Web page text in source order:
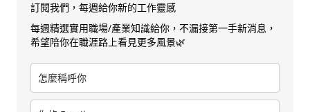
訂閱我們，每週給你新的工作靈感
每週精選實用職場/產業知識給你，不漏接第一手新消息，
希望陪你在職涯路上看見更多風景🌿